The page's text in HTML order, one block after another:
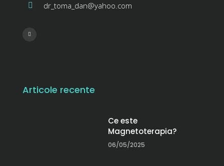
dr_toma_dan@yahoo.com
Articole recente
Ce este
Magnetoterapia?
06/05/2025